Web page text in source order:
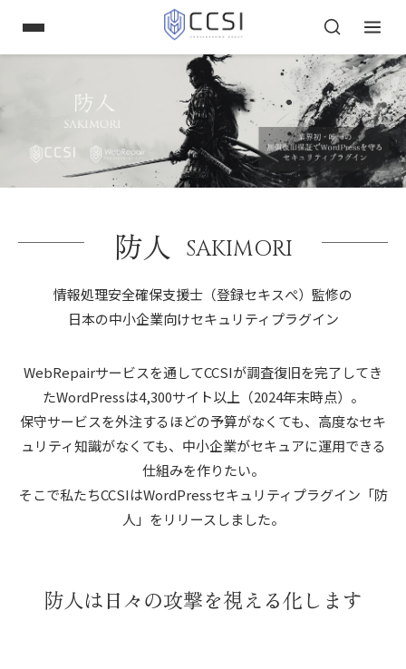
防人 SAKIMORI
情報処理安全確保支援士（登録セキスぺ）監修の
日本の中小企業向けセキュリティプラグイン
WebRepairサービスを通してCCSIが調査復旧を完了してき
たWordPressは4,300サイト以上（2024年末時点）。
保守サービスを外注するほどの予算がなくても、高度なセキ
ュリティ知識がなくても、中小企業がセキュアに運用できる
仕組みを作りたい。
そこで私たちCCSIはWordPressセキュリティプラグイン「防
人」をリリースしました。
防人は日々の攻撃を視える化します